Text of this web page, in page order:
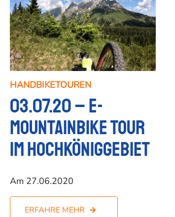
HANDBIKETOUREN
03.07.20 – E-
Mountainbike Tour
im Hochköniggebiet
Am 27.06.2020
ERFAHRE MEHR